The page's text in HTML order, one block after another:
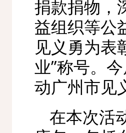
捐款捐物，
益组织等公
见义勇为表
业”称号。
动广州市见
在本次活